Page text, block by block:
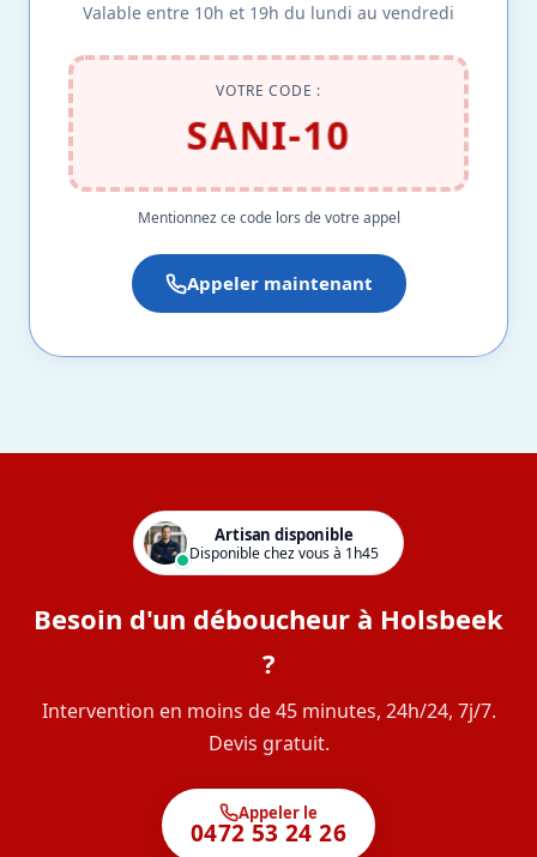
Valable entre 10h et 19h du lundi au vendredi
VOTRE CODE :
SANI-10
Mentionnez ce code lors de votre appel
Appeler maintenant
Artisan disponible
Disponible chez vous à 1h45
Besoin d'un déboucheur à Holsbeek
?
Intervention en moins de 45 minutes, 24h/24, 7j/7.
Devis gratuit.
Appeler le
0472 53 24 26